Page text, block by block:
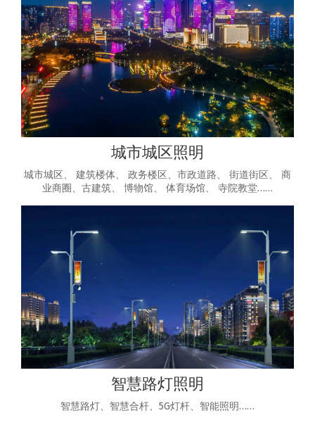
城市城区照明
城市城区、 建筑楼体、 政务楼区、市政道路、 街道街区、 商
业商圈、古建筑、 博物馆、 体育场馆、 寺院教堂……
智慧路灯照明
智慧路灯、智慧合杆、5G灯杆、智能照明……